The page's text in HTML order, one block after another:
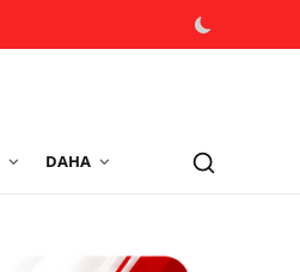
DAHA